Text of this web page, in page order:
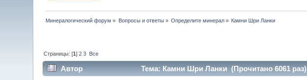
Минералогический форум » Вопросы и ответы» Определите минерал » Камни Шри Ланки
Страницы: [1]2 3 Все
Автор Тема: Камни Шри Ланки (Прочитано 6061 раз)